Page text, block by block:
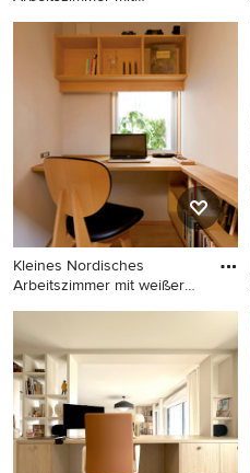
Großes Modernes
Arbeitszimmer mit
Arbeitsplatz, blauer
Wandfarbe, hellem
Holzboden und Einbau-
Schreibtisch in Berlin
Kleines Nordisches
Arbeitszimmer mit weißer
Kleines Nordisches
Arbeitszimmer mit weißer
Wandfarbe, Einbau-
Schreibtisch, Arbeitsplatz
und hellem Holzboden in
Sonstige